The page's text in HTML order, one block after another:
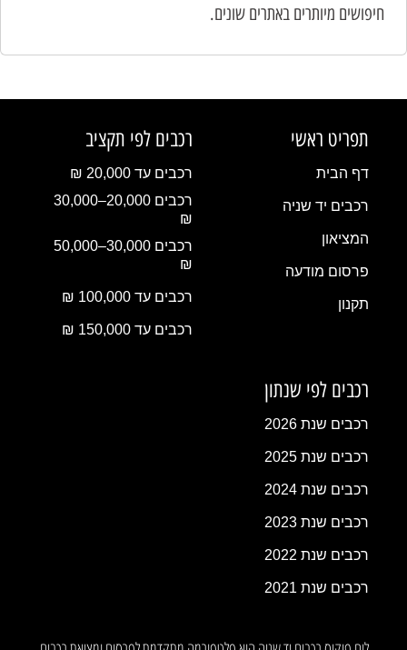
חיפושים מיותרים באתרים שונים.
תפריט ראשי
דף הבית
רכבים יד שניה
המציאון
פרסום מודעה
תקנון
רכבים לפי תקציב
רכבים עד 20,000 ₪
רכבים 20,000–30,000
₪
רכבים 30,000–50,000
₪
רכבים עד 100,000 ₪
רכבים עד 150,000 ₪
רכבים לפי שנתון
רכבים שנת 2026
רכבים שנת 2025
רכבים שנת 2024
רכבים שנת 2023
רכבים שנת 2022
רכבים שנת 2021